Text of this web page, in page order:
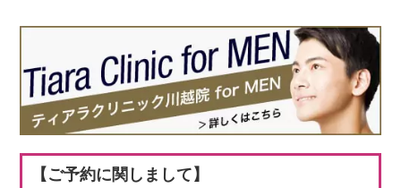
【ご予約に関しまして】